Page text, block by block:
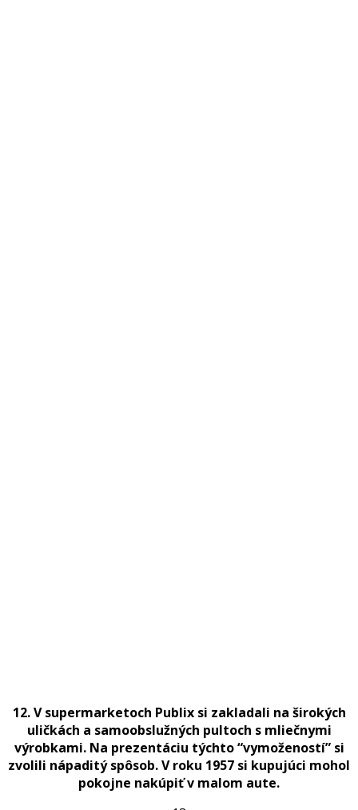
12. V supermarketoch Publix si zakladali na širokých
uličkách a samoobslužných pultoch s mliečnymi
výrobkami. Na prezentáciu týchto “vymožeností” si
zvolili nápaditý spôsob. V roku 1957 si kupujúci mohol
pokojne nakúpiť v malom aute.